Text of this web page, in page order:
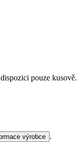
pouze kusově.
výrobce .